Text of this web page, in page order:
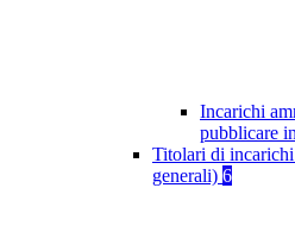
Incarichi
pubblicare
Titolari di
generali) 6